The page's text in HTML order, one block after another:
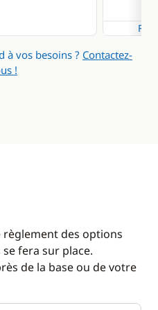
Climatisation
à vos besoins ? Contactez-
!
des options
fera sur place.
de la base ou de votre